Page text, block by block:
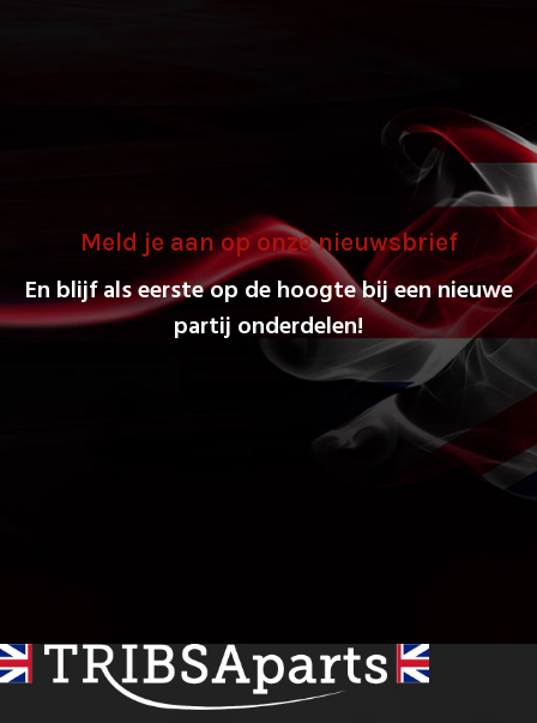
Meld je aan op onze nieuwsbrief
En blijf als eerste op de hoogte bij een nieuwe
partij onderdelen!